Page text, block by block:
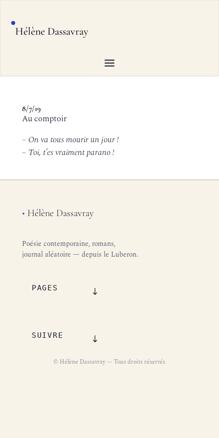
Hélène Dassavray
8/7/19
Au comptoir
– On va tous mourir un jour !
– Toi, t’es vraiment parano !
• Hélène Dassavray
Poésie contemporaine, romans,
journal aléatoire — depuis le Luberon.
PAGES
SUIVRE
© Hélène Dassavray — Tous droits réservés